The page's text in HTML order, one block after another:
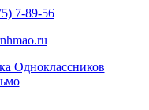
7-89-56